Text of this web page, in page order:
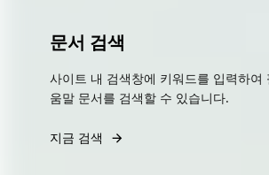
문서 검색
사이트 내 검색창에 키워드를 입력하여
움말 문서를 검색할 수 있습니다.
지금 검색